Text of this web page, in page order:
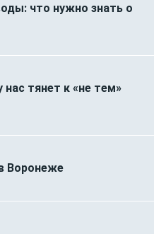
что нужно знать о
тянет к «не тем»
Воронеже